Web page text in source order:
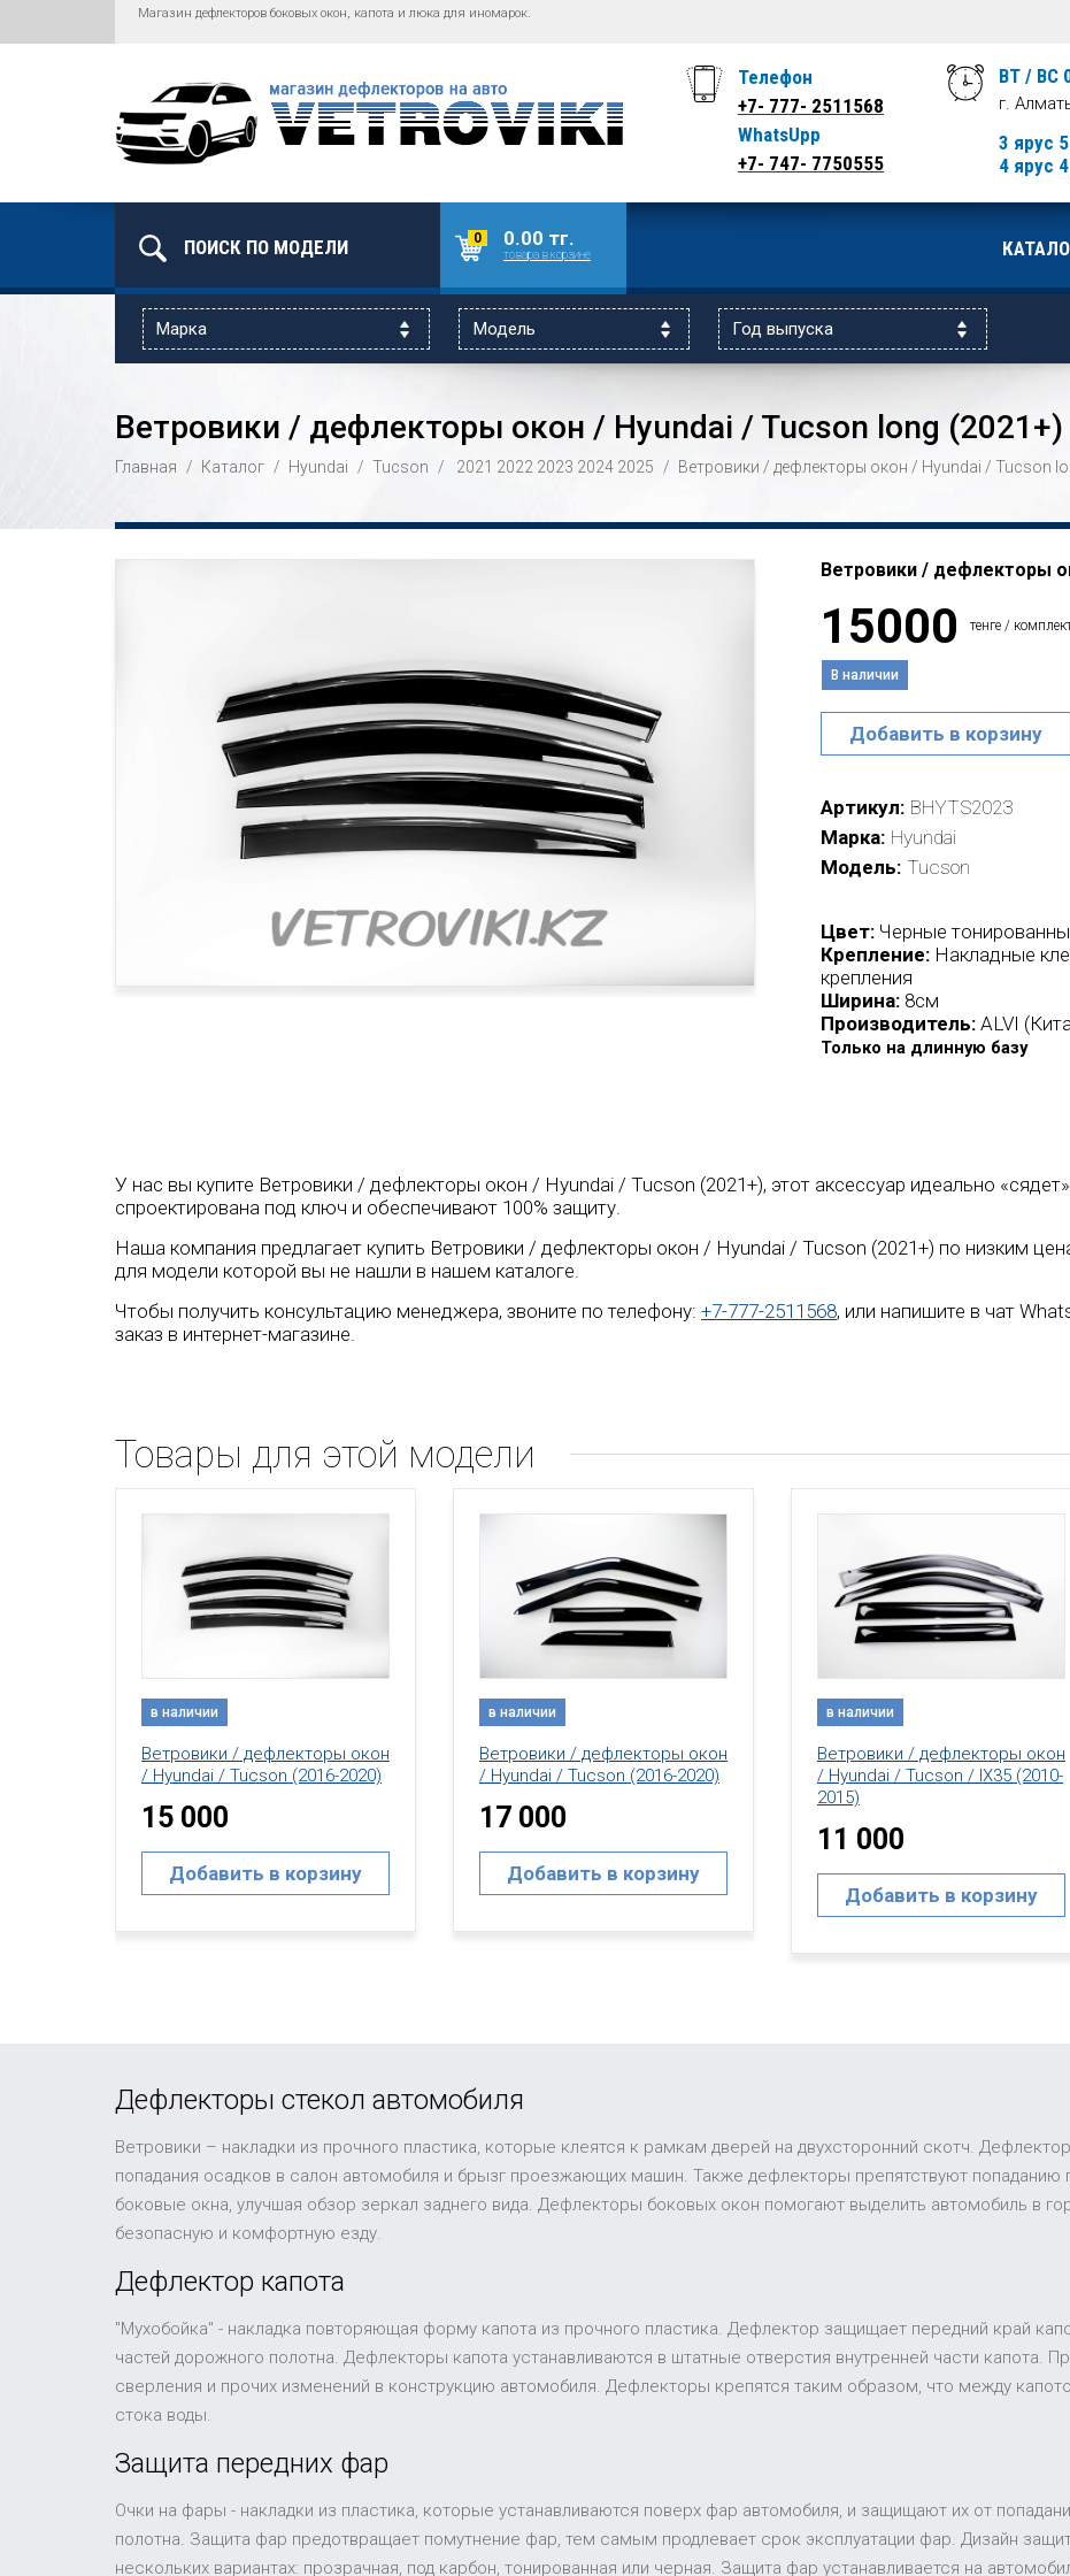
Магазин дефлекторов боковых окон, капота и люка для иномарок.
Телефон
+7- 777- 2511568
WhatsUpp
+7- 747- 7750555
ВТ / ВС
г.
3 ярус
4 ярус
0 0.00 тг.
товара в корзине
Ветровики / дефлекторы окон / Hyundai / Tucson long (2021+)
Главная Каталог Hyundai Tucson 2021 2022 2023 2024 2025 Ветровики / дефлекторы окон / Hyundai / Tucson
Ветровики / дефлекторы
15000 тенге /
В наличии
Добавить в корзину
Артикул BHYTS2023
Марка Hyundai
Модель Tucson
Цвет: Черные
Крепление: Накладные
крепления
Ширина: 8см
Производитель: ALVI
Только на длинную базу
У нас вы купите Ветровики / дефлекторы окон / Hyundai / Tucson (2021+), этот аксессуар идеально
спроектирована под ключ и обеспечивают 100% защиту.
Наша компания предлагает купить Ветровики / дефлекторы окон / Hyundai / Tucson (2021+) по низким
для модели которой вы не нашли в нашем каталоге.
Чтобы получить консультацию менеджера, звоните по телефону: +7-777-2511568, или напишите в чат
заказ в интернет-магазине.
Товары для этой модели
в наличии
Ветровики / дефлекторы окон
/ Hyundai / Tucson (2016-2020)
15 000
Добавить в корзину
в наличии
Ветровики / дефлекторы окон
/ Hyundai / Tucson (2016-2020)
17 000
Добавить в корзину
в наличии
Ветровики / дефлекторы окон
/ Hyundai / Tucson / IX35 (2010-
2015)
11 000
Добавить в корзину
Дефлекторы стекол автомобиля
Ветровики – накладки из прочного пластика, которые клеятся к рамкам дверей на двухсторонний скотч.
попадания осадков в салон автомобиля и брызг проезжающих машин. Также дефлекторы препятствуют попаданию
боковые окна, улучшая обзор зеркал заднего вида. Дефлекторы боковых окон помогают выделить автомобиль в
безопасную и комфортную езду.
Дефлектор капота
"Мухобойка" - накладка повторяющая форму капота из прочного пластика. Дефлектор защищает передний край
частей дорожного полотна. Дефлекторы капота устанавливаются в штатные отверстия внутренней части капота.
сверления и прочих изменений в конструкцию автомобиля. Дефлекторы крепятся таким образом, что между
стока воды.
Защита передних фар
Очки на фары - накладки из пластика, которые устанавливаются поверх фар автомобиля, и защищают их от
полотна. Защита фар предотвращает помутнение фар, тем самым продлевает срок эксплуатации фар. Дизайн
нескольких вариантах: прозрачная, под карбон, тонированная или черная. Защита фар устанавливается на